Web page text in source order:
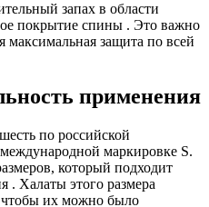
запах в области
покрытие спины . Это важно
максимальная защита по всей
применения
по российской
маркировке S.
который подходит
. Халаты этого размера
их можно было